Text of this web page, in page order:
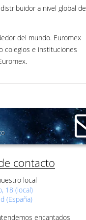
a nivel global de
del mundo. Euromex
colegios e instituciones
contacto
local
18 (local)
(España)
encantados